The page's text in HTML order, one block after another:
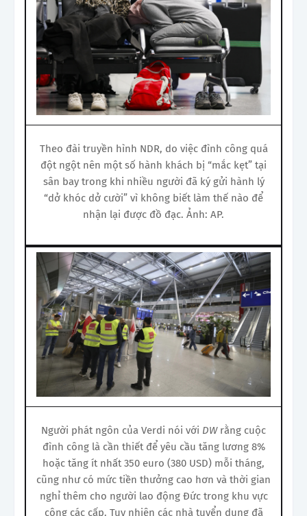
Theo đài truyền hình NDR, do việc đình công quá
đột ngột nên một số hành khách bị “mắc kẹt” tại
sân bay trong khi nhiều người đã ký gửi hành lý
“dở khóc dở cười” vì không biết làm thế nào để
nhận lại được đồ đạc. Ảnh: AP.
Người phát ngôn của Verdi nói với DWrằng cuộc
đình công là cần thiết để yêu cầu tăng lương 8%
hoặc tăng ít nhất 350 euro (380 USD) mỗi tháng,
cũng như có mức tiền thưởng cao hơn và thời gian
nghỉ thêm cho người lao động Đức trong khu vực
công các cấp. Tuy nhiên các nhà tuyển dụng đã